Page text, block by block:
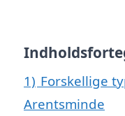
1) Forskellige
Arentsminde